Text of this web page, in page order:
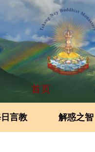
首页
言教 解惑之智